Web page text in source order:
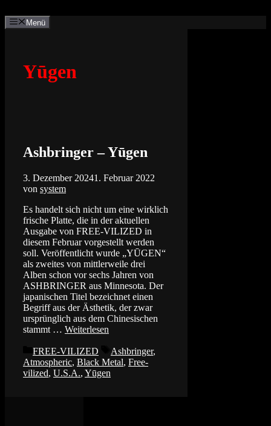
Inhalt
springen
Menü
Yūgen
Ashbringer – Yūgen
3. Dezember 20241. Februar 2022
von system
Es handelt sich nicht um eine wirklich
frische Platte, die in der aktuellen
Ausgabe von FREE-VILIZED in
diesem Februar vorgestellt werden
soll. Veröffentlicht wurde „YŪGEN“
als zweites von mittlerweile drei
Alben schon vor sechs Jahren von
ASHBRINGER aus Minnesota. Der
japanischen Titel bezeichnet einen
Begriff aus der Ästhetik, der zwar
ursprünglich aus dem Chinesischen
stammt … Weiterlesen
Kategorien
FREE-VILIZED Schlagwörter
Ashbringer,
Atmospheric, Black Metal, Free-
vilized, U.S.A., Yūgen